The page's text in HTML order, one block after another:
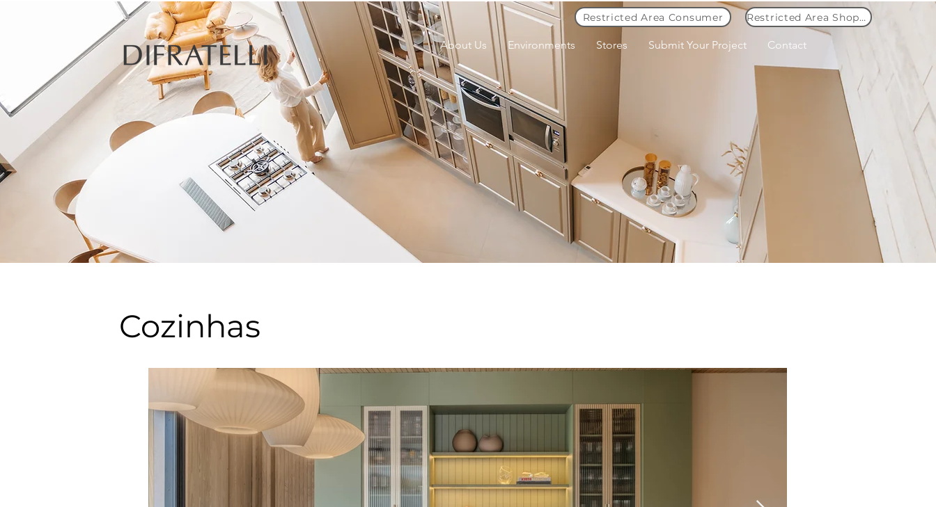
Restricted Area Consumer Restricted Area Shopkeeper
About Us Environments Stores Submit Your Project Contact
Cozinhas